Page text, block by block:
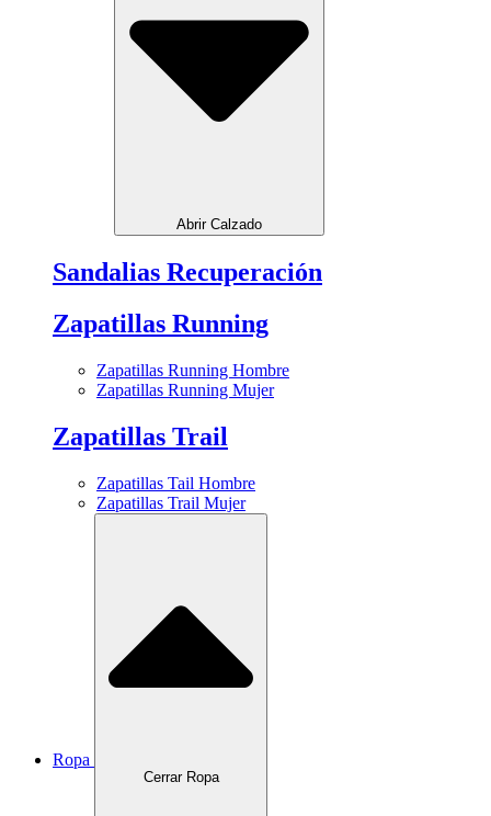
Abrir Calzado
Sandalias Recuperación
Zapatillas Running
Zapatillas Running Hombre
Zapatillas Running Mujer
Zapatillas Trail
Zapatillas Tail Hombre
Zapatillas Trail Mujer
Ropa
Cerrar Ropa